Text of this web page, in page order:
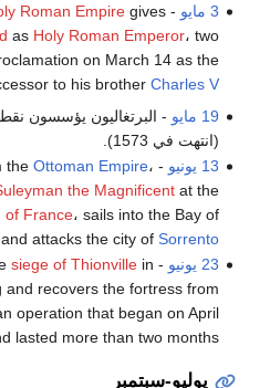
3 مايو - The Imperial Diet of
Roman Empiregives
as Holy Roman Emperor، two
on March 14 as the
to his brother Charles V
19 مايو
- البرتغاليون يؤسسون
(انتهت في 1573).
13 يونيو
- An armada of ships from the
Ottoman Empire،
the Magnificentat the
of France، sails into the Bay of
attacks the city of Sorrento
23 يونيو
- France is successful in the
siege of Thionvillein
recovers the fortress from
operation that began on April
lasted more than two months.
يوليو-سبتمبر